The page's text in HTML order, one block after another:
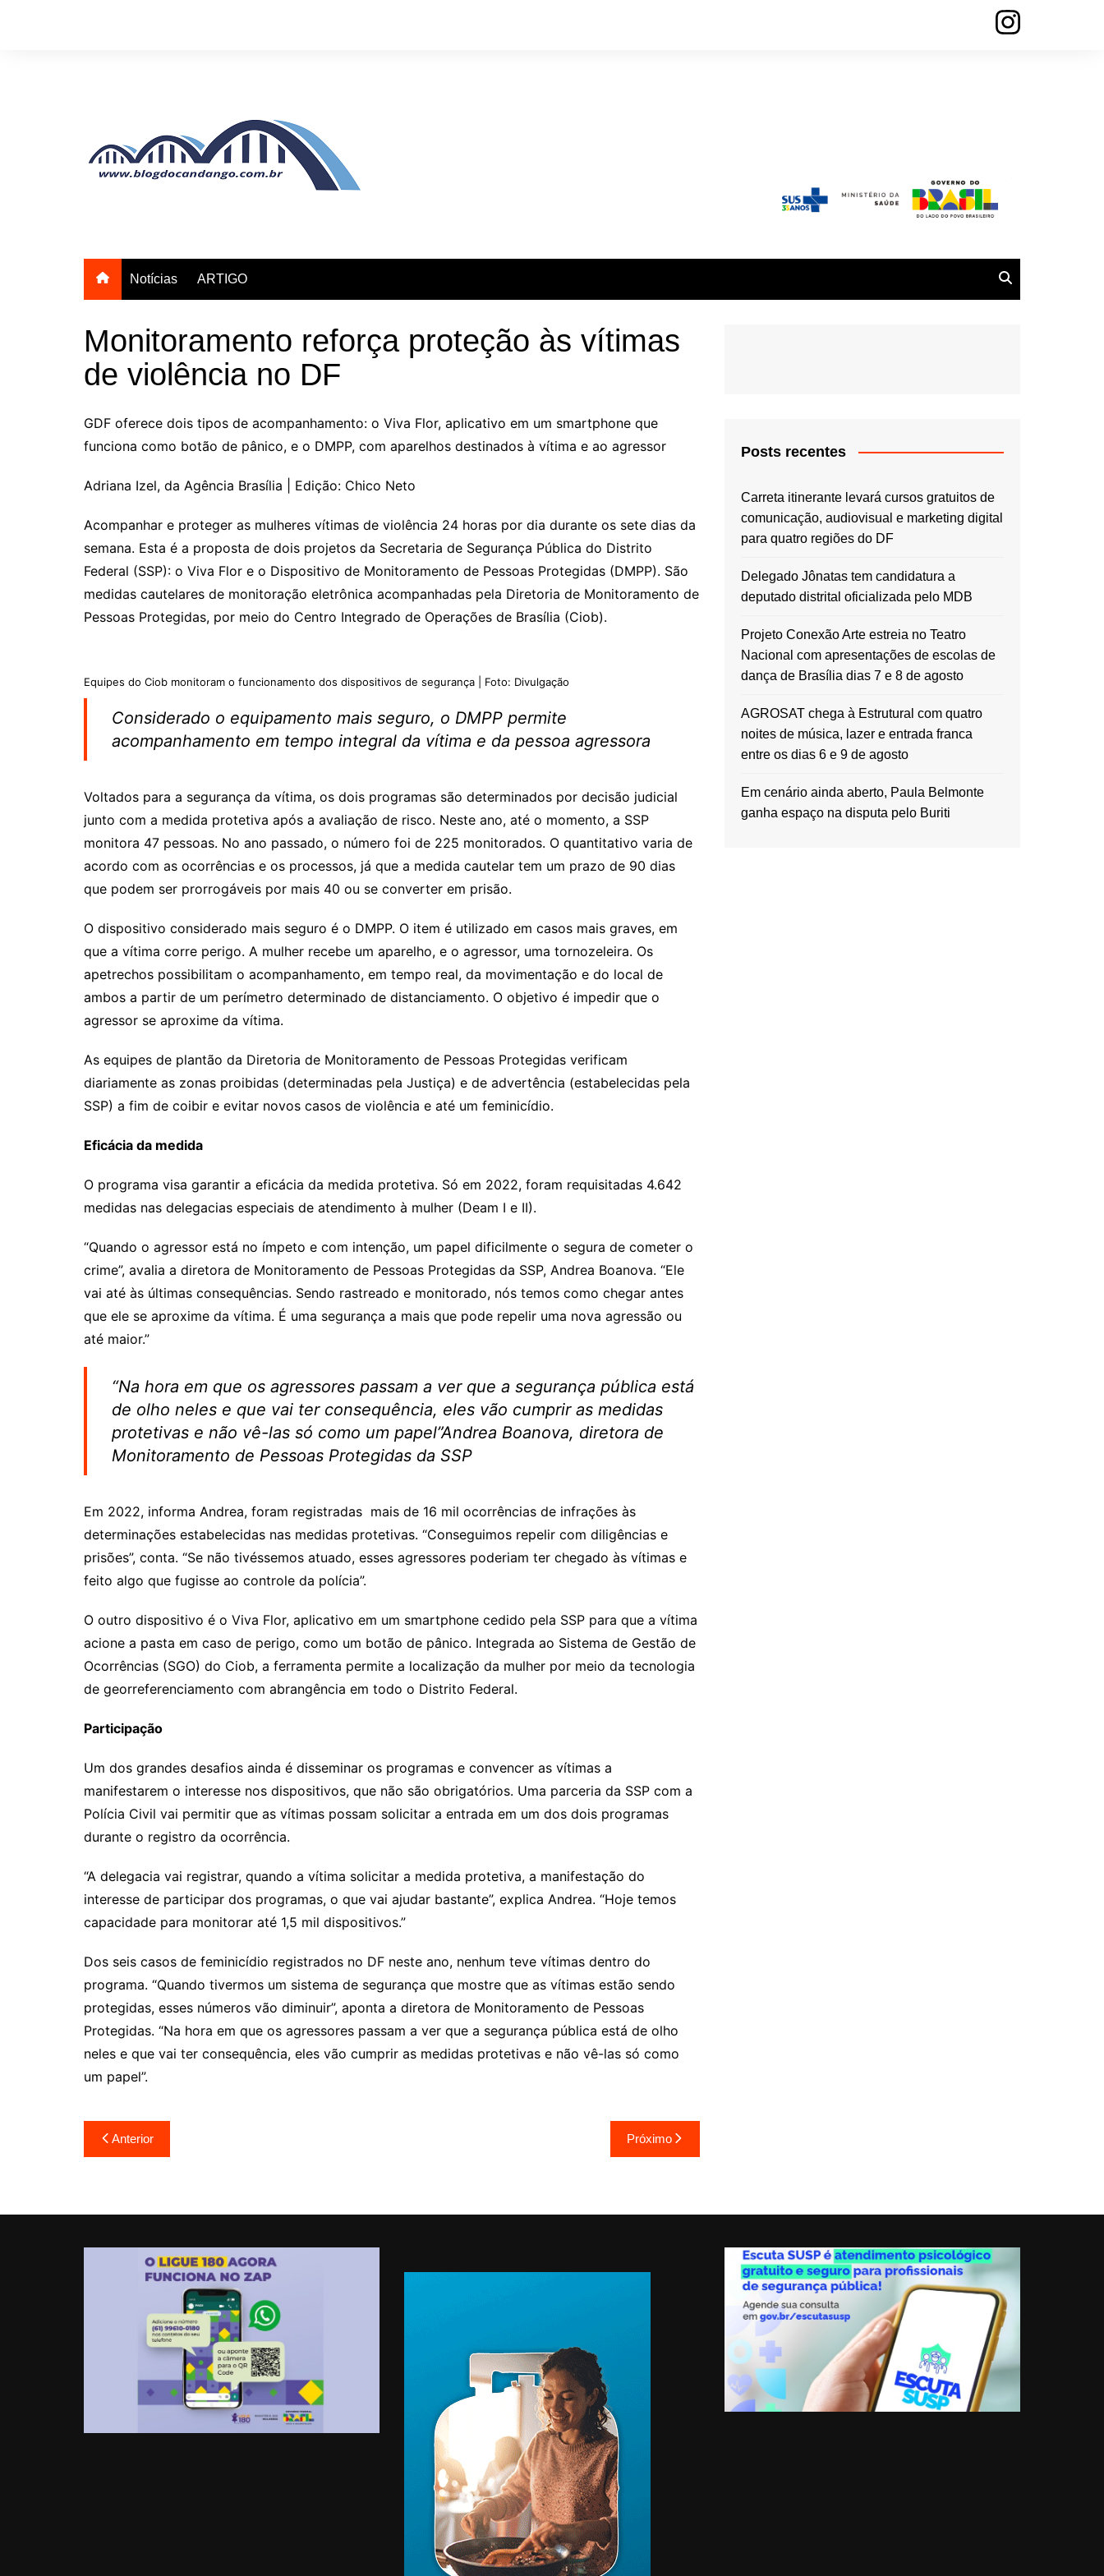
Notícias ARTIGO
Monitoramento reforça proteção às vítimas
de violência no DF
GDF oferece dois tipos de acompanhamento: o Viva Flor, aplicativo em um smartphone que
funciona como botão de pânico, e o DMPP, com aparelhos destinados à vítima e ao agressor
Adriana Izel, da Agência Brasília | Edição: Chico Neto
Acompanhar e proteger as mulheres vítimas de violência 24 horas por dia durante os sete dias da
semana. Esta é a proposta de dois projetos da Secretaria de Segurança Pública do Distrito
Federal (SSP): o Viva Flor e o Dispositivo de Monitoramento de Pessoas Protegidas (DMPP). São
medidas cautelares de monitoração eletrônica acompanhadas pela Diretoria de Monitoramento de
Pessoas Protegidas, por meio do Centro Integrado de Operações de Brasília (Ciob).
Equipes do Ciob monitoram o funcionamento dos dispositivos de segurança | Foto: Divulgação
Considerado o equipamento mais seguro, o DMPP permite
acompanhamento em tempo integral da vítima e da pessoa agressora
Voltados para a segurança da vítima, os dois programas são determinados por decisão judicial
junto com a medida protetiva após a avaliação de risco. Neste ano, até o momento, a SSP
monitora 47 pessoas. No ano passado, o número foi de 225 monitorados. O quantitativo varia de
acordo com as ocorrências e os processos, já que a medida cautelar tem um prazo de 90 dias
que podem ser prorrogáveis por mais 40 ou se converter em prisão.
O dispositivo considerado mais seguro é o DMPP. O item é utilizado em casos mais graves, em
que a vítima corre perigo. A mulher recebe um aparelho, e o agressor, uma tornozeleira. Os
apetrechos possibilitam o acompanhamento, em tempo real, da movimentação e do local de
ambos a partir de um perímetro determinado de distanciamento. O objetivo é impedir que o
agressor se aproxime da vítima.
As equipes de plantão da Diretoria de Monitoramento de Pessoas Protegidas verificam
diariamente as zonas proibidas (determinadas pela Justiça) e de advertência (estabelecidas pela
SSP) a fim de coibir e evitar novos casos de violência e até um feminicídio.
Eficácia da medida
O programa visa garantir a eficácia da medida protetiva. Só em 2022, foram requisitadas 4.642
medidas nas delegacias especiais de atendimento à mulher (Deam I e II).
“Quando o agressor está no ímpeto e com intenção, um papel dificilmente o segura de cometer o
crime”, avalia a diretora de Monitoramento de Pessoas Protegidas da SSP, Andrea Boanova. “Ele
vai até às últimas consequências. Sendo rastreado e monitorado, nós temos como chegar antes
que ele se aproxime da vítima. É uma segurança a mais que pode repelir uma nova agressão ou
até maior.”
“Na hora em que os agressores passam a ver que a segurança pública está
de olho neles e que vai ter consequência, eles vão cumprir as medidas
protetivas e não vê-las só como um papel”Andrea Boanova, diretora de
Monitoramento de Pessoas Protegidas da SSP
Em 2022, informa Andrea, foram registradas mais de 16 mil ocorrências de infrações às
determinações estabelecidas nas medidas protetivas. “Conseguimos repelir com diligências e
prisões”, conta. “Se não tivéssemos atuado, esses agressores poderiam ter chegado às vítimas e
feito algo que fugisse ao controle da polícia”.
O outro dispositivo é o Viva Flor, aplicativo em um smartphone cedido pela SSP para que a vítima
acione a pasta em caso de perigo, como um botão de pânico. Integrada ao Sistema de Gestão de
Ocorrências (SGO) do Ciob, a ferramenta permite a localização da mulher por meio da tecnologia
de georreferenciamento com abrangência em todo o Distrito Federal.
Participação
Um dos grandes desafios ainda é disseminar os programas e convencer as vítimas a
manifestarem o interesse nos dispositivos, que não são obrigatórios. Uma parceria da SSP com a
Polícia Civil vai permitir que as vítimas possam solicitar a entrada em um dos dois programas
durante o registro da ocorrência.
“A delegacia vai registrar, quando a vítima solicitar a medida protetiva, a manifestação do
interesse de participar dos programas, o que vai ajudar bastante”, explica Andrea. “Hoje temos
capacidade para monitorar até 1,5 mil dispositivos.”
Dos seis casos de feminicídio registrados no DF neste ano, nenhum teve vítimas dentro do
programa. “Quando tivermos um sistema de segurança que mostre que as vítimas estão sendo
protegidas, esses números vão diminuir”, aponta a diretora de Monitoramento de Pessoas
Protegidas. “Na hora em que os agressores passam a ver que a segurança pública está de olho
neles e que vai ter consequência, eles vão cumprir as medidas protetivas e não vê-las só como
um papel”.
Navegação
de
Anterior Próximo
Posts recentes
Carreta itinerante levará cursos gratuitos de
comunicação, audiovisual e marketing digital
para quatro regiões do DF
Delegado Jônatas tem candidatura a
deputado distrital oficializada pelo MDB
Projeto Conexão Arte estreia no Teatro
Nacional com apresentações de escolas de
dança de Brasília dias 7 e 8 de agosto
AGROSAT chega à Estrutural com quatro
noites de música, lazer e entrada franca
entre os dias 6 e 9 de agosto
Em cenário ainda aberto, Paula Belmonte
ganha espaço na disputa pelo Buriti